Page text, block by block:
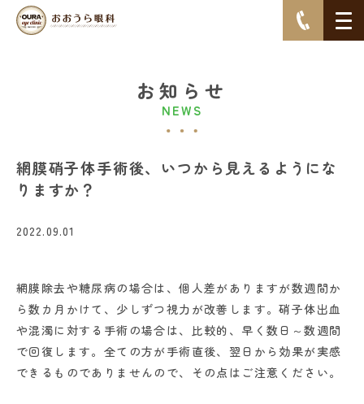
お知らせ
NEWS
網膜硝子体手術後、いつから見えるようにな
りますか？
2022.09.01
網膜除去や糖尿病の場合は、個人差がありますが数週間か
ら数カ月かけて、少しずつ視力が改善します。硝子体出血
や混濁に対する手術の場合は、比較的、早く数日～数週間
で回復します。全ての方が手術直後、翌日から効果が実感
できるものでありませんので、その点はご注意ください。